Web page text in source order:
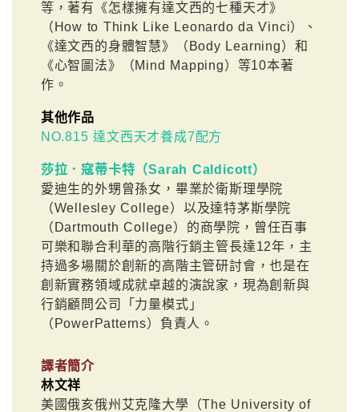
等，著有《怎樣擁有達文西的七種天才》
（How to Think Like Leonardo da Vinci）、
《達文西的身體智慧》（Body Learning）和
《心智圖法》（Mind Mapping）等10本著
作。
其他作品
NO.815 達文西天才養成7配方
莎拉．寇蒂卡特（Sarah Caldicott）
愛迪生的外甥曾孫女，畢業於衛斯理學院
（Wellesley College）以及達特茅斯學院
（Dartmouth College）的商學院，曾任百事
可樂和聯合利華的高階行銷主管長達12年，主
持過多場關於創新的高階主管研討會，也是在
創新實務領域成就卓越的演說家，現為創新與
行銷顧問公司「力量模式」
（PowerPatterns）負責人。
譯者簡介
林文祥
美國俄亥俄州艾克隆大學（The University of